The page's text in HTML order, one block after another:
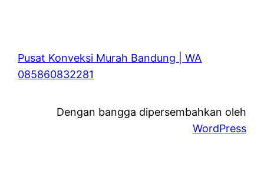
Pusat Konveksi Murah Bandung | WA
085860832281
Dengan bangga dipersembahkan oleh
WordPress